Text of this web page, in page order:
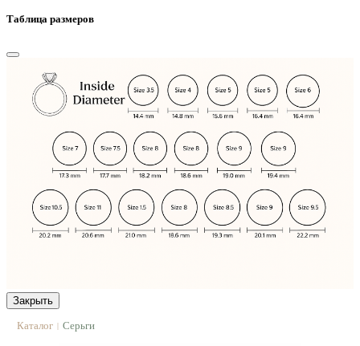
Таблица размеров
Закрыть
Каталог | Серьги